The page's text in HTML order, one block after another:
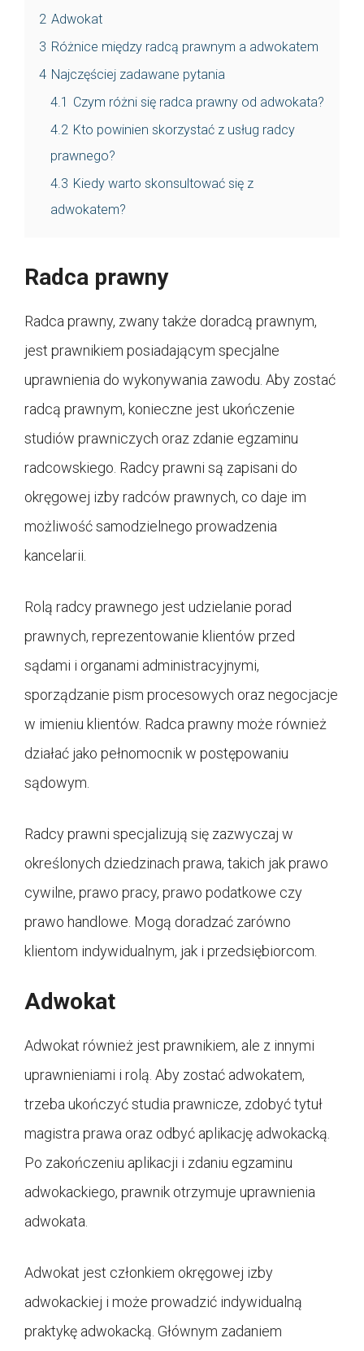
2 Adwokat
3 Różnice między radcą prawnym a adwokatem
4 Najczęściej zadawane pytania
4.1 Czym różni się radca prawny od adwokata?
4.2 Kto powinien skorzystać z usług radcy
prawnego?
4.3 Kiedy warto skonsultować się z
adwokatem?
Radca prawny
Radca prawny, zwany także doradcą prawnym,
jest prawnikiem posiadającym specjalne
uprawnienia do wykonywania zawodu. Aby zostać
radcą prawnym, konieczne jest ukończenie
studiów prawniczych oraz zdanie egzaminu
radcowskiego. Radcy prawni są zapisani do
okręgowej izby radców prawnych, co daje im
możliwość samodzielnego prowadzenia
kancelarii.
Rolą radcy prawnego jest udzielanie porad
prawnych, reprezentowanie klientów przed
sądami i organami administracyjnymi,
sporządzanie pism procesowych oraz negocjacje
w imieniu klientów. Radca prawny może również
działać jako pełnomocnik w postępowaniu
sądowym.
Radcy prawni specjalizują się zazwyczaj w
określonych dziedzinach prawa, takich jak prawo
cywilne, prawo pracy, prawo podatkowe czy
prawo handlowe. Mogą doradzać zarówno
klientom indywidualnym, jak i przedsiębiorcom.
Adwokat
Adwokat również jest prawnikiem, ale z innymi
uprawnieniami i rolą. Aby zostać adwokatem,
trzeba ukończyć studia prawnicze, zdobyć tytuł
magistra prawa oraz odbyć aplikację adwokacką.
Po zakończeniu aplikacji i zdaniu egzaminu
adwokackiego, prawnik otrzymuje uprawnienia
adwokata.
Adwokat jest członkiem okręgowej izby
adwokackiej i może prowadzić indywidualną
praktykę adwokacką. Głównym zadaniem